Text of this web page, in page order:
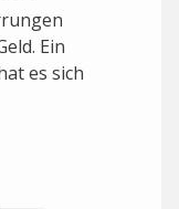
Ein
es sich